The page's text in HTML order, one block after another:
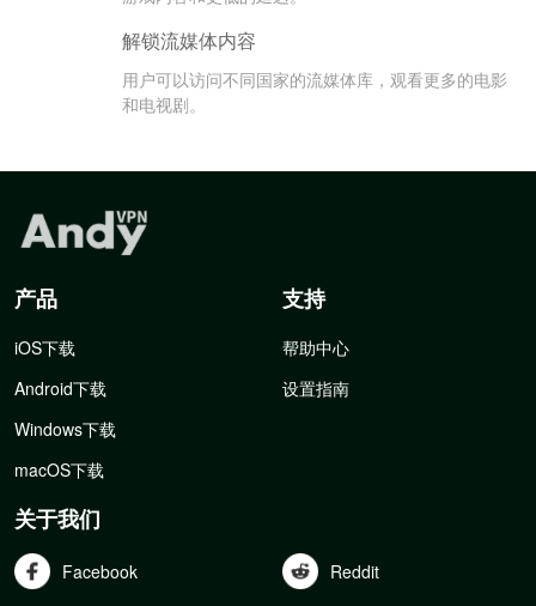
解锁流媒体内容
用户可以访问不同国家的流媒体库，观看更多的电影
和电视剧。
产品
iOS下载
Android下载
Windows下载
macOS下载
支持
帮助中心
设置指南
关于我们
Facebook Reddit